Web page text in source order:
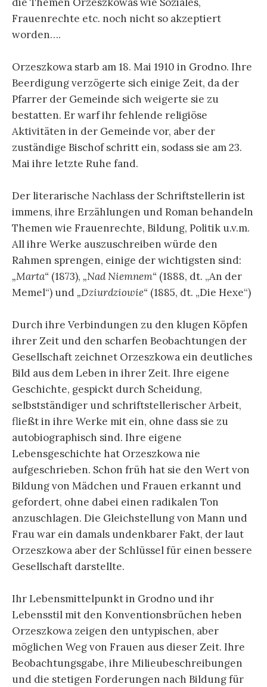
Frauenrechte etc. noch nicht so akzeptiert
worden….
Orzeszkowa starb am 18. Mai 1910 in Grodno. Ihre
Beerdigung verzögerte sich einige Zeit, da der
Pfarrer der Gemeinde sich weigerte sie zu
bestatten. Er warf ihr fehlende religiöse
Aktivitäten in der Gemeinde vor, aber der
zuständige Bischof schritt ein, sodass sie am 23.
Mai ihre letzte Ruhe fand.
Der literarische Nachlass der Schriftstellerin ist
immens, ihre Erzählungen und Roman behandeln
Themen wie Frauenrechte, Bildung, Politik u.v.m.
All ihre Werke auszuschreiben würde den
Rahmen sprengen, einige der wichtigsten sind:
„Marta“ (1873), „Nad Niemnem“ (1888, dt. „An der
Memel“) und„Dziurdziowie“ (1885, dt. „Die Hexe“)
Durch ihre Verbindungen zu den klugen Köpfen
ihrer Zeit und den scharfen Beobachtungen der
Gesellschaft zeichnet Orzeszkowa ein deutliches
Bild aus dem Leben in ihrer Zeit. Ihre eigene
Geschichte, gespickt durch Scheidung,
selbstständiger und schriftstellerischer Arbeit,
fließt in ihre Werke mit ein, ohne dass sie zu
autobiographisch sind. Ihre eigene
Lebensgeschichte hat Orzeszkowa nie
aufgeschrieben. Schon früh hat sie den Wert von
Bildung von Mädchen und Frauen erkannt und
gefordert, ohne dabei einen radikalen Ton
anzuschlagen. Die Gleichstellung von Mann und
Frau war ein damals undenkbarer Fakt, der laut
Orzeszkowa aber der Schlüssel für einen bessere
Gesellschaft darstellte.
Ihr Lebensmittelpunkt in Grodno und ihr
Lebensstil mit den Konventionsbrüchen heben
Orzeszkowa zeigen den untypischen, aber
möglichen Weg von Frauen aus dieser Zeit. Ihre
Beobachtungsgabe, ihre Milieubeschreibungen
und die stetigen Forderungen nach Bildung für